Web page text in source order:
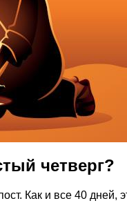
четверг?
Как и все 40